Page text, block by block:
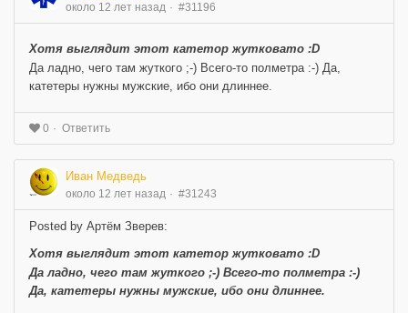
около 12 лет назад #31196
Хотя выглядит этот катетор жутковато :D
Да ладно, чего там жуткого ;-) Всего-то полметра :-) Да,
катетеры нужны мужские, ибо они длиннее.
0 Ответить
Иван Медведь
около 12 лет назад #31243
Posted by Артём Зверев:
Хотя выглядит этот катетор жутковато :D
Да ладно, чего там жуткого ;-) Всего-то полметра :-)
Да, катетеры нужны мужские, ибо они длиннее.